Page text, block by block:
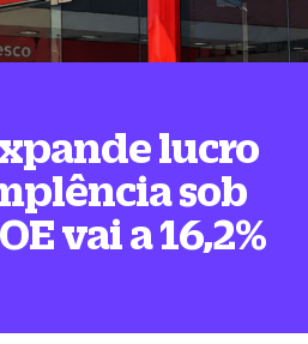
lucro
sob
vai a 16,2%